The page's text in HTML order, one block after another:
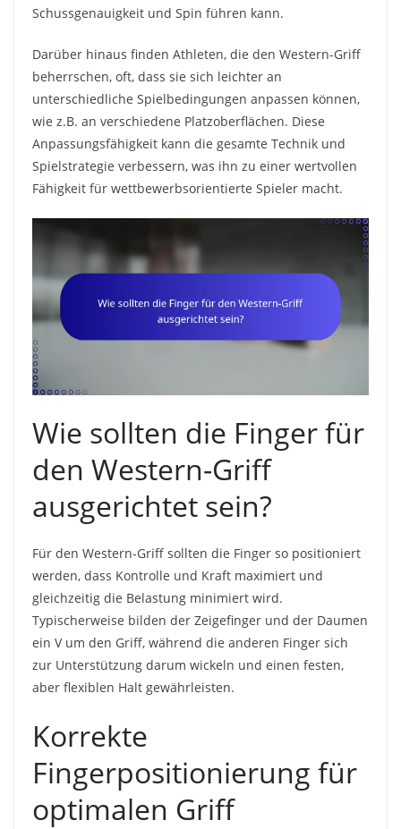
Schussgenauigkeit und Spin führen kann.
Darüber hinaus finden Athleten, die den Western-Griff
beherrschen, oft, dass sie sich leichter an
unterschiedliche Spielbedingungen anpassen können,
wie z.B. an verschiedene Platzoberflächen. Diese
Anpassungsfähigkeit kann die gesamte Technik und
Spielstrategie verbessern, was ihn zu einer wertvollen
Fähigkeit für wettbewerbsorientierte Spieler macht.
Wie sollten die Finger für
den Western-Griff
ausgerichtet sein?
Für den Western-Griff sollten die Finger so positioniert
werden, dass Kontrolle und Kraft maximiert und
gleichzeitig die Belastung minimiert wird.
Typischerweise bilden der Zeigefinger und der Daumen
ein V um den Griff, während die anderen Finger sich
zur Unterstützung darum wickeln und einen festen,
aber flexiblen Halt gewährleisten.
Korrekte
Fingerpositionierung für
optimalen Griff